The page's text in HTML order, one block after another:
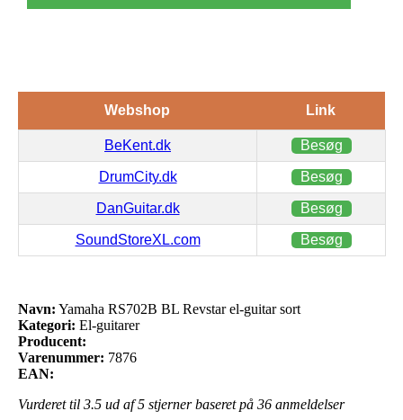
Webshop Link
BeKent.dk Besøg
DrumCity.dk Besøg
DanGuitar.dk Besøg
SoundStoreXL.com Besøg
Navn: Yamaha RS702B BL Revstar el-guitar sort
Kategori: El-guitarer
Producent:
Varenummer: 7876
EAN:
Vurderet til 3.5 ud af 5 stjerner baseret på 36 anmeldelser